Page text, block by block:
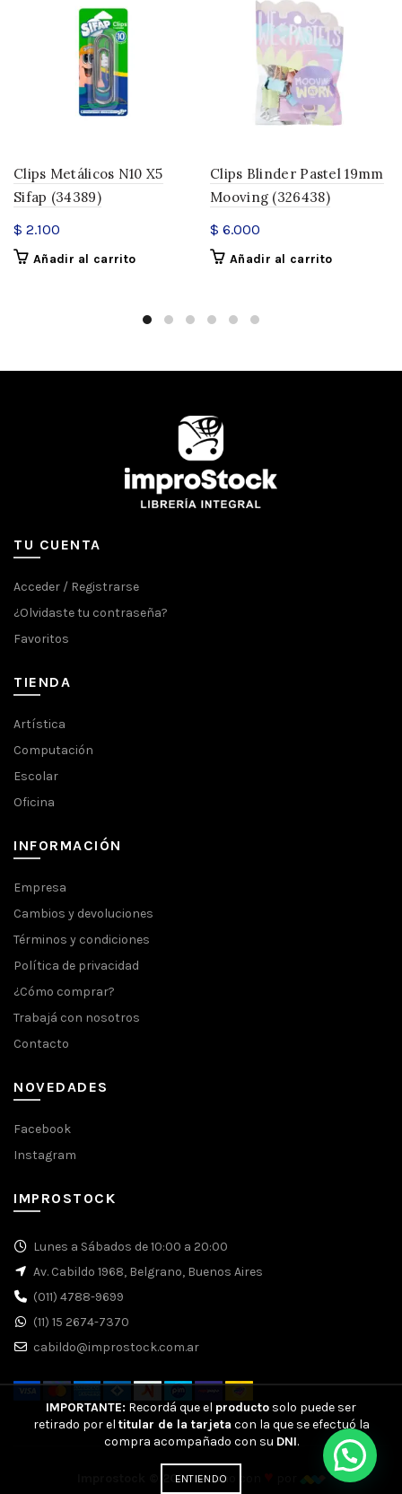
Clips Metálicos N10 X5
Sifap (34389)
$ 2.100
Añadir al carrito
Clips Blinder Pastel 19mm
Mooving (326438)
$ 6.000
Añadir al carrito
TU CUENTA
Acceder / Registrarse
¿Olvidaste tu contraseña?
Favoritos
TIENDA
Artística
Computación
Escolar
Oficina
INFORMACIÓN
Empresa
Cambios y devoluciones
Términos y condiciones
Política de privacidad
¿Cómo comprar?
Trabajá con nosotros
Contacto
NOVEDADES
Facebook
Instagram
IMPROSTOCK
Lunes a Sábados de 10:00 a 20:00
Av. Cabildo 1968, Belgrano, Buenos Aires
(011) 4788-9699
(11) 15 2674-7370
cabildo@improstock.com.ar
Improstock © 2026.Hecho con ♥
IMPORTANTE: Recordá que el producto solo puede ser
retirado por el titular de la tarjeta con la que se efectuó la
compra acompañado con su DNI.
ENTIENDO